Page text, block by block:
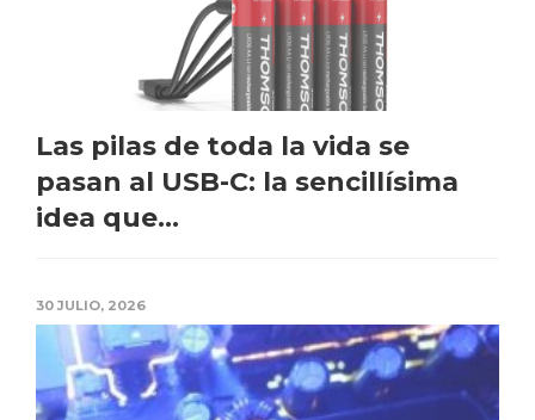
Las pilas de toda la vida se
pasan al USB-C: la sencillísima
idea que...
30 JULIO, 2026